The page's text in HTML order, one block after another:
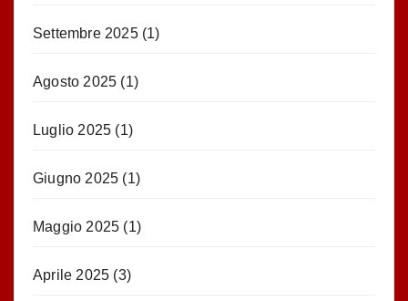
Settembre 2025(1)
Agosto 2025 (1)
Luglio 2025 (1)
Giugno 2025 (1)
Maggio 2025 (1)
Aprile 2025 (3)